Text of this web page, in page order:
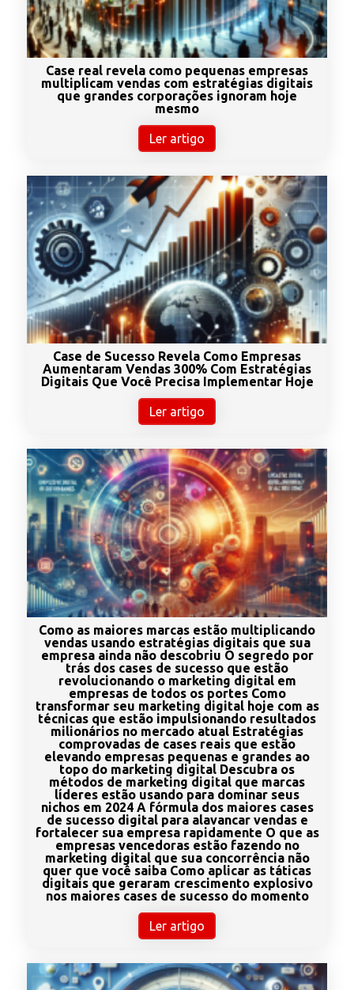
Case real revela como pequenas empresas
multiplicam vendas com estratégias digitais
que grandes corporações ignoram hoje
mesmo
Ler artigo
Case de Sucesso Revela Como Empresas
Aumentaram Vendas 300% Com Estratégias
Digitais Que Você Precisa Implementar Hoje
Ler artigo
Como as maiores marcas estão multiplicando
vendas usando estratégias digitais que sua
empresa ainda não descobriu O segredo por
trás dos cases de sucesso que estão
revolucionando o marketing digital em
empresas de todos os portes Como
transformar seu marketing digital hoje com as
técnicas que estão impulsionando resultados
milionários no mercado atual Estratégias
comprovadas de cases reais que estão
elevando empresas pequenas e grandes ao
topo do marketing digital Descubra os
métodos de marketing digital que marcas
líderes estão usando para dominar seus
nichos em 2024 A fórmula dos maiores cases
de sucesso digital para alavancar vendas e
fortalecer sua empresa rapidamente O que as
empresas vencedoras estão fazendo no
marketing digital que sua concorrência não
quer que você saiba Como aplicar as táticas
digitais que geraram crescimento explosivo
nos maiores cases de sucesso do momento
Ler artigo